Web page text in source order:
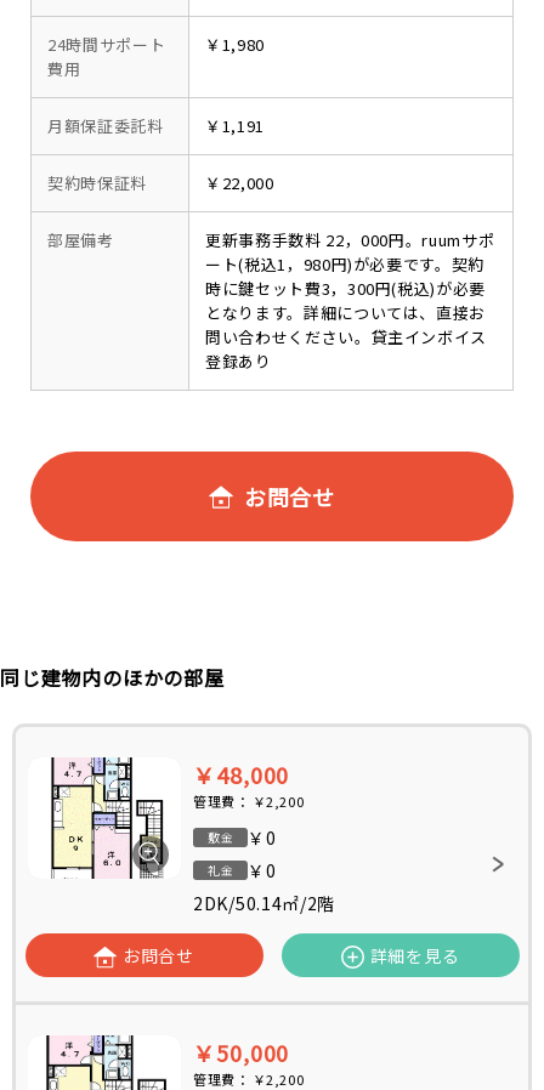
24時間サポート
費用
￥1,980
月額保証委託料 ￥1,191
契約時保証料 ￥22,000
部屋備考
更新事務手数料 22，000円。ruumサポ
ート(税込1，980円)が必要です。契約
時に鍵セット費3，300円(税込)が必要
となります。詳細については、直接お
問い合わせください。貸主インボイス
登録あり
お問合せ
同じ建物内のほかの部屋
￥48,000
管理費： ￥2,200
敷金 ￥0
礼金
￥0
2DK/50.14㎡/2階
お問合せ 詳細を見る
￥50,000
管理費： ￥2,200